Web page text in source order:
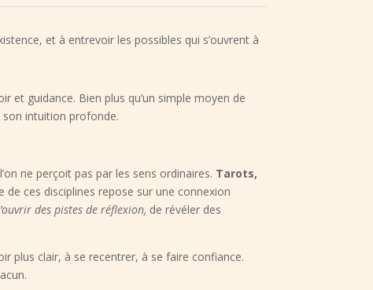
et à entrevoir les possibles qui s’ouvrent à
et guidance. Bien plus qu’un simple moyen de
son intuition profonde.
ne perçoit pas par les sens ordinaires. Tarots,
de ces disciplines repose sur une connexion
des pistes de réflexion, de révéler des
plus clair, à se recentrer, à se faire confiance.